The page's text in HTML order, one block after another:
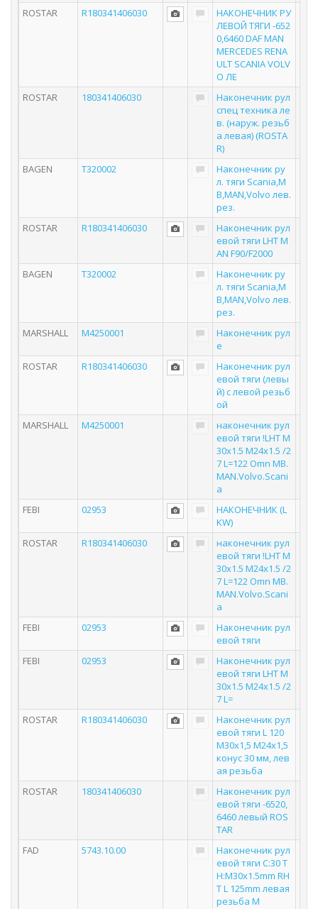
ROSTAR
R180341406030
НАКОНЕЧНИК РУ
ЛЕВОЙ ТЯГИ -652
0,6460 DAF MAN
MERCEDES RENA
ULT SCANIA VOLV
O ЛЕ
ROSTAR
180341406030
Наконечник рул
спец техника ле
в. (наруж. резьб
а левая) (ROSTA
R)
BAGEN
T320002
Наконечник ру
л. тяги Scania,M
B,MAN,Volvo лев.
рез.
ROSTAR
R180341406030
Наконечник рул
евой тяги LHT M
AN F90/F2000
BAGEN
T320002
Наконечник ру
л. тяги Scania,M
B,MAN,Volvo лев.
рез.
MARSHALL
M4250001
Наконечник рул
е
ROSTAR
R180341406030
Наконечник рул
евой тяги (левы
й) с левой резьб
ой
MARSHALL
M4250001
наконечник рул
евой тяги !LHT M
30x1.5 M24x1.5 /2
7 L=122 Omn MB.
MAN.Volvo.Scani
a
FEBI
02953
НАКОНЕЧНИК (L
KW)
ROSTAR
R180341406030
наконечник рул
евой тяги !LHT M
30x1.5 M24x1.5 /2
7 L=122 Omn MB.
MAN.Volvo.Scani
a
FEBI
02953
Наконечник рул
евой тяги
FEBI
02953
Наконечник рул
евой тяги LHT M
30x1.5 M24x1.5 /2
7 L=
ROSTAR
R180341406030
Наконечник рул
евой тяги L 120
M30x1,5 M24x1,5
конус 30 мм, лев
ая резьба
ROSTAR
180341406030
Наконечник рул
евой тяги -6520,
6460 левый ROS
TAR
FAD
5743.10.00
Наконечник рул
евой тяги C:30 T
H:M30x1.5mm RH
T L 125mm левая
резьба M